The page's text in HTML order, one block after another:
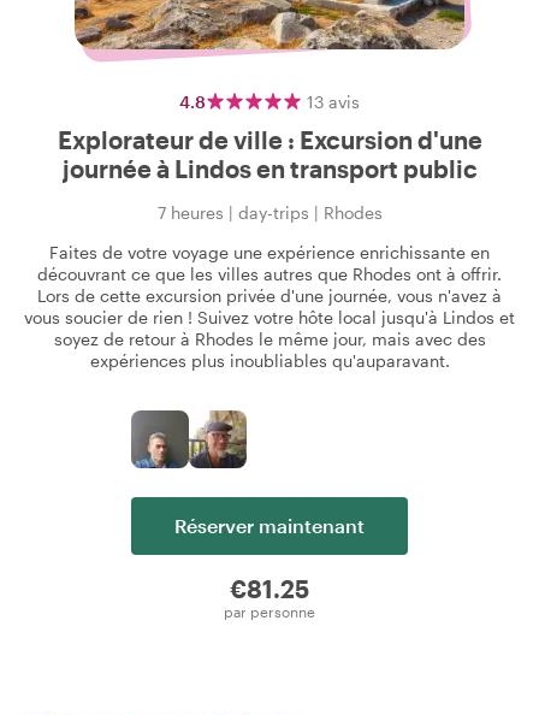
4.8 13 avis
Explorateur de ville : Excursion d'une
journée à Lindos en transport public
7 heures | day-trips | Rhodes
Faites de votre voyage une expérience enrichissante en
découvrant ce que les villes autres que Rhodes ont à offrir.
Lors de cette excursion privée d'une journée, vous n'avez à
vous soucier de rien ! Suivez votre hôte local jusqu'à Lindos et
soyez de retour à Rhodes le même jour, mais avec des
expériences plus inoubliables qu'auparavant.
Réserver maintenant
€81.25
par personne